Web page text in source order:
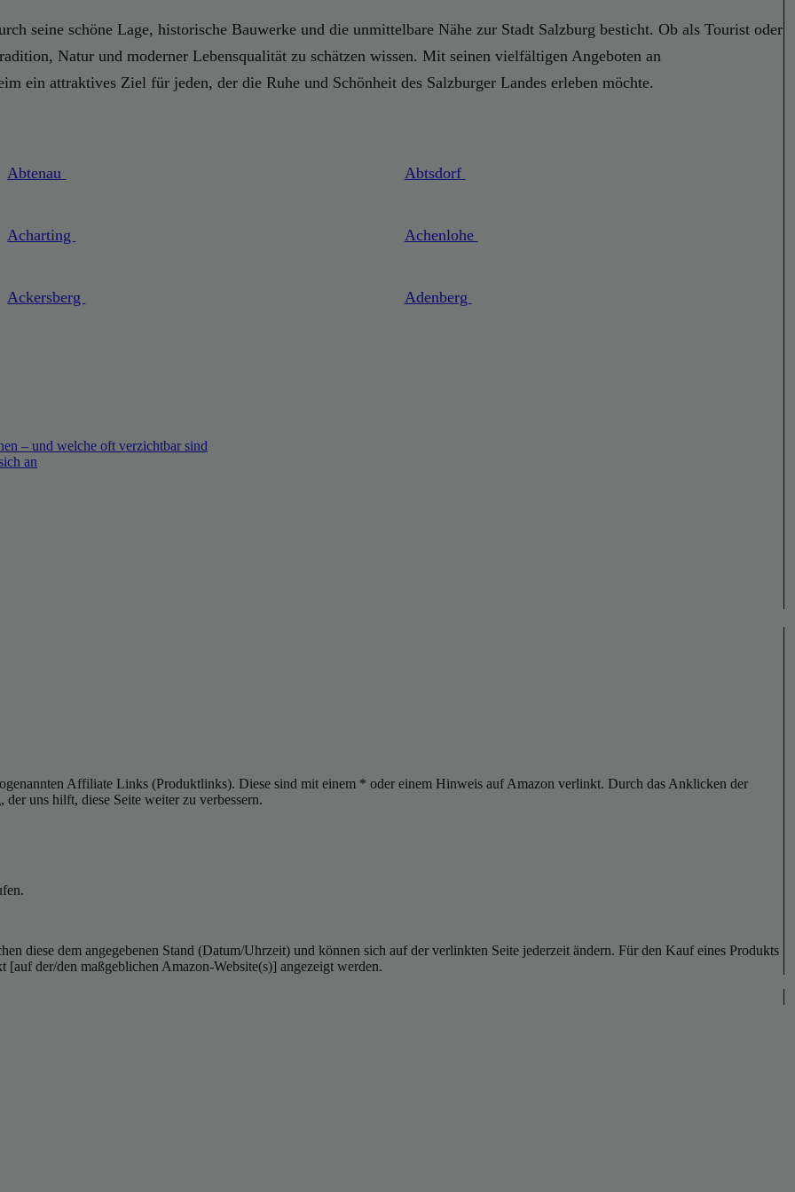
seine schöne Lage, historische Bauwerke und die unmittelbare Nähe zur Stadt Salzburg besticht. Ob als Tourist oder
Natur und moderner Lebensqualität zu schätzen wissen. Mit seinen vielfältigen Angeboten an
ein attraktives Ziel für jeden, der die Ruhe und Schönheit des Salzburger Landes erleben möchte.
Abtenau Abtsdorf
Acharting Achenlohe
Ackersberg Adenberg
– und welche oft verzichtbar sind
an
Affiliate Links (Produktlinks). Diese sind mit einem * oder einem Hinweis auf Amazon verlinkt. Durch das Anklicken der
uns hilft, diese Seite weiter zu verbessern.
diese dem angegebenen Stand (Datum/Uhrzeit) und können sich auf der verlinkten Seite jederzeit ändern. Für den Kauf eines Produkts
der/den maßgeblichen Amazon-Website(s)] angezeigt werden.